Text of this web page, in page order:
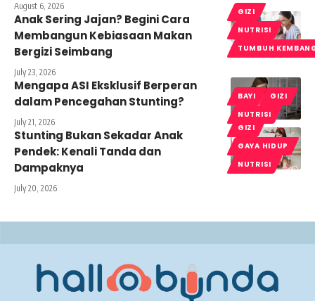
August 6, 2026
GIZI
NUTRISI
TUMBUH
Anak Sering Jajan? Begini Cara
Membangun Kebiasaan Makan
Bergizi Seimbang
July 23, 2026
BAYI
GIZI
NUTRISI
Mengapa ASI Eksklusif Berperan
dalam Pencegahan Stunting?
July 21, 2026
GIZI
GAYA HIDUP
NUTRISI
Stunting Bukan Sekadar Anak
Pendek: Kenali Tanda dan
Dampaknya
July 20, 2026